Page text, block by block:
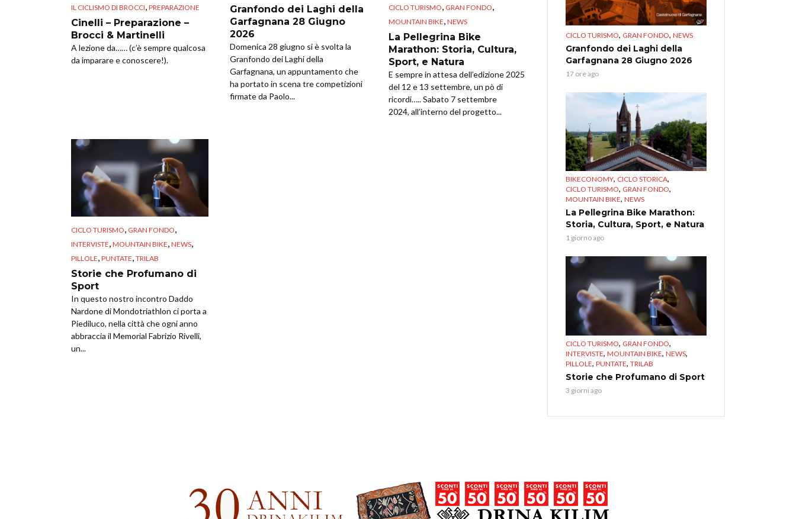
IL CICLISMO DI BROCCI, PREPARAZIONE
Cinelli – Preparazione –
Brocci & Martinelli
A lezione da…… (c’è sempre qualcosa
da imparare e conoscere!).
Granfondo dei Laghi della
Garfagnana 28 Giugno
2026
Domenica 28 giugno si è svolta la
Granfondo dei Laghi della
Garfagnana, un appuntamento che
ha portato in scena tre competizioni
firmate da Paolo...
CICLO TURISMO, GRAN FONDO,
MOUNTAIN BIKE, NEWS
La Pellegrina Bike
Marathon: Storia, Cultura,
Sport, e Natura
E sempre in attesa dell’edizione 2025
del 12 e 13 settembre, un pò di
ricordi….. Sabato 7 settembre
2024, all’interno del progetto...
CICLO TURISMO GRAN FONDO
INTERVISTE MOUNTAIN BIKE NEWS
PILLOLE PUNTATE TRILAB
Storie che Profumano di
Sport
In questo nostro incontro Daddo
Nardone di Mondotriathlon ci porta a
Piediluco, nella città che ogni anno
abbraccia il Memorial Fabrizio Rivelli,
un...
CICLO TURISMO, GRAN FONDO, NEWS
Granfondo dei Laghi della
Garfagnana 28 Giugno 2026
17 ore ago
BIKECONOMY, CICLO STORICA,
CICLO TURISMO, GRAN FONDO,
MOUNTAIN BIKE, NEWS
La Pellegrina Bike Marathon:
Storia, Cultura, Sport, e Natura
1 giorno ago
CICLO TURISMO, GRAN FONDO,
INTERVISTE, MOUNTAIN BIKE, NEWS,
PILLOLE, PUNTATE, TRILAB
Storie che Profumano di Sport
3 giorni ago